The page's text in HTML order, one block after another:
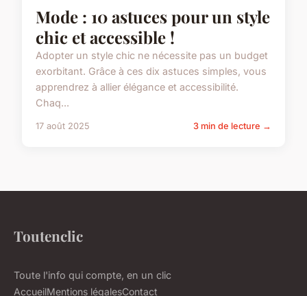
Mode : 10 astuces pour un style
chic et accessible !
Adopter un style chic ne nécessite pas un budget
exorbitant. Grâce à ces dix astuces simples, vous
apprendrez à allier élégance et accessibilité.
Chaq...
17 août 2025 3 min de lecture →
Toutenclic
Toute l'info qui compte, en un clic
AccueilMentions légalesContact